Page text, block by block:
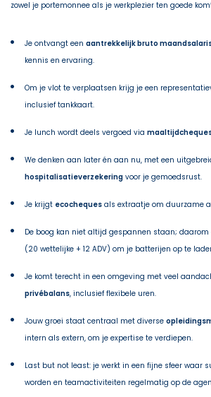
zowel je portemonnee als je werkplezier ten goede
Je ontvangt een aantrekkelijk bruto
kennis en ervaring.
Om je vlot te verplaatsen krijg je een
inclusief tankkaart.
Je lunch wordt deels vergoed via
We denken aan later én aan nu, met een
hospitalisatieverzekering voor je gemoedsrust.
Je krijgt ecocheques als extraatje om duurzame
De boog kan niet altijd gespannen staan; daarom
(20 wettelijke + 12 ADV) om je batterijen op te
Je komt terecht in een omgeving met veel
privébalans, inclusief flexibele uren.
Jouw groei staat centraal met diverse
intern als extern, om je expertise te verdiepen.
Last but not least: je werkt in een fijne sfeer waar
worden en teamactiviteiten regelmatig op de